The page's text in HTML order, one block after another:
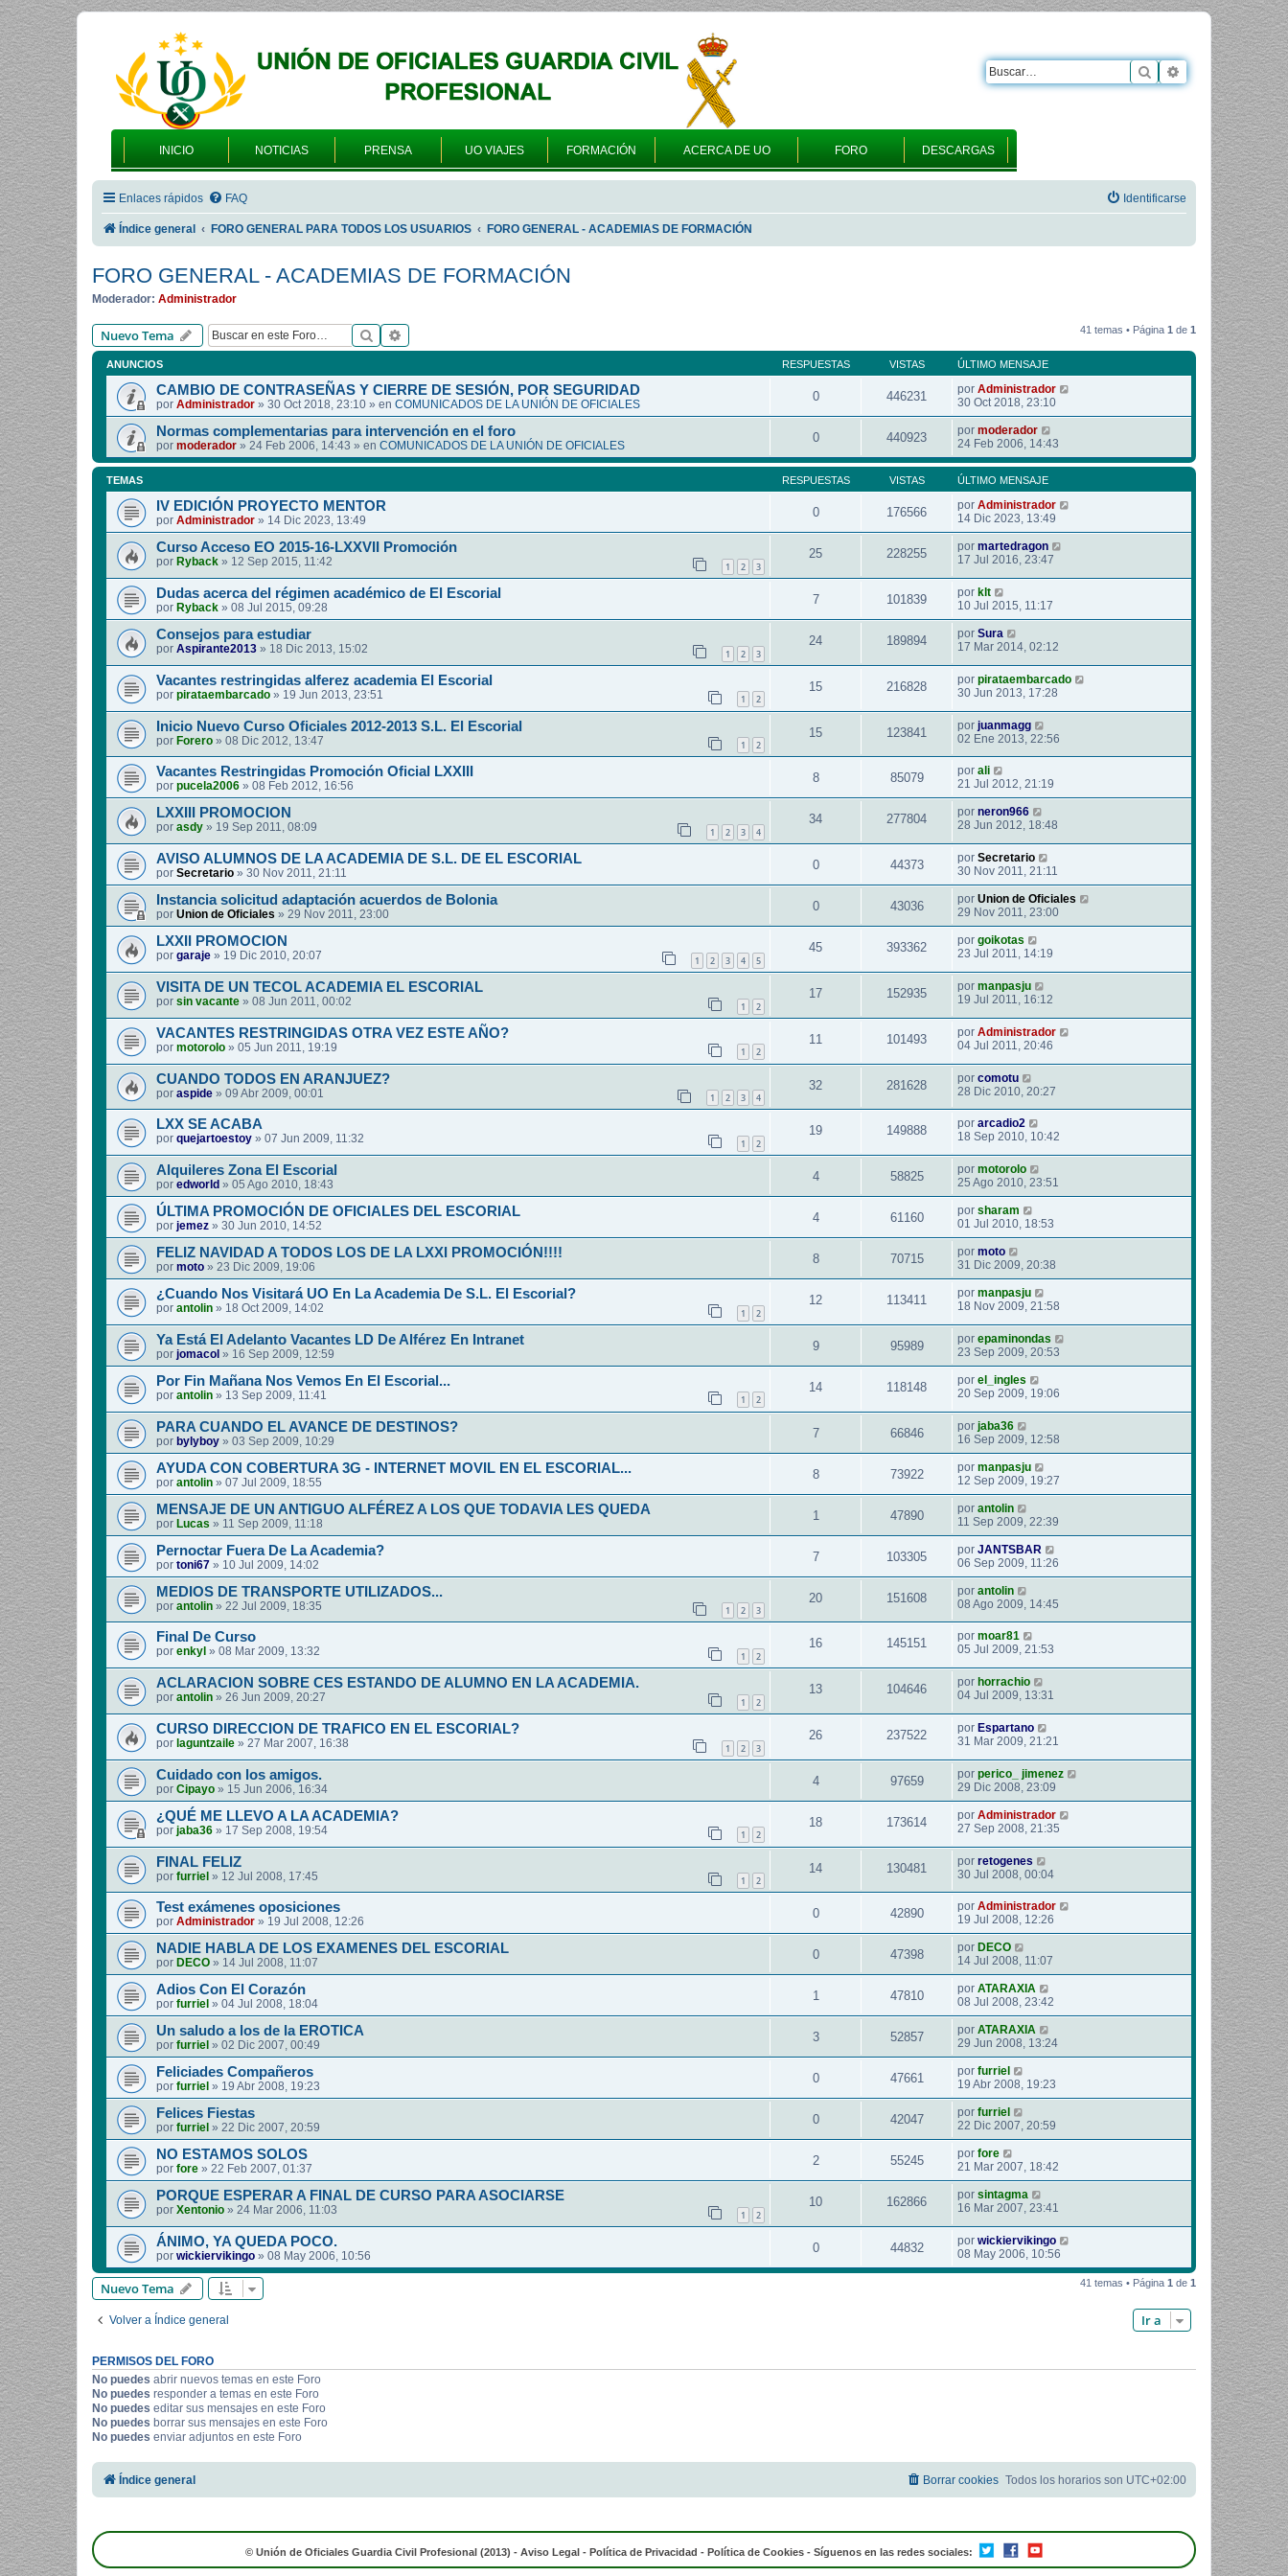
INICIO NOTICIAS PRENSA UO VIAJES FORMACIÓN ACERCA DE UO FORO DESCARGAS
Buscar Búsqueda
Enlaces rápidos FAQ Identificarse
Índice general FORO GENERAL PARA TODOS LOS USUARIOS FORO GENERAL - ACADEMIAS DE FORMACIÓN
FORO GENERAL - ACADEMIAS DE FORMACIÓN
Moderador: Administrador
Nuevo Tema Buscar 41 temas • Página 1 de 1
ANUNCIOS RESPUESTAS VISTAS ÚLTIMO MENSAJE
CAMBIO DE CONTRASEÑAS Y CIERRE DE SESIÓN, POR SEGURIDAD
por Administrador » 30 Oct 2018, 23:10 » en COMUNICADOS DE LA UNIÓN DE OFICIALES
0 446231 por Administrador
30 Oct 2018, 23:10
Normas complementarias para intervención en el foro
por moderador » 24 Feb 2006, 14:43 » en COMUNICADOS DE LA UNIÓN DE OFICIALES
0 440923 por moderador
24 Feb 2006, 14:43
TEMAS RESPUESTAS VISTAS ÚLTIMO MENSAJE
IV EDICIÓN PROYECTO MENTOR
por Administrador » 14 Dic 2023, 13:49
0 176566 por Administrador
14 Dic 2023, 13:49
Curso Acceso EO 2015-16-LXXVII Promoción
por Ryback » 12 Sep 2015, 11:42 1 2 3
25 228255 por martedragon
17 Jul 2016, 23:47
Dudas acerca del régimen académico de El Escorial
por Ryback » 08 Jul 2015, 09:28
7 101839 por klt
10 Jul 2015, 11:17
Consejos para estudiar
por Aspirante2013 » 18 Dic 2013, 15:02 1 2 3
24 189894 por Sura
17 Mar 2014, 02:12
Vacantes restringidas alferez academia El Escorial
por pirataembarcado » 19 Jun 2013, 23:51 1 2
15 216828 por pirataembarcado
30 Jun 2013, 17:28
Inicio Nuevo Curso Oficiales 2012-2013 S.L. El Escorial
por Forero » 08 Dic 2012, 13:47 1 2
15 123841 por juanmagg
02 Ene 2013, 22:56
Vacantes Restringidas Promoción Oficial LXXIII
por pucela2006 » 08 Feb 2012, 16:56
8 85079 por ali
21 Jul 2012, 21:19
LXXIII PROMOCION
por asdy » 19 Sep 2011, 08:09 1 2 3 4
34 277804 por neron966
28 Jun 2012, 18:48
AVISO ALUMNOS DE LA ACADEMIA DE S.L. DE EL ESCORIAL
por Secretario » 30 Nov 2011, 21:11
0 44373 por Secretario
30 Nov 2011, 21:11
Instancia solicitud adaptación acuerdos de Bolonia
por Union de Oficiales » 29 Nov 2011, 23:00
0 43036 por Union de Oficiales
29 Nov 2011, 23:00
LXXII PROMOCION
por garaje » 19 Dic 2010, 20:07 1 2 3 4 5
45 393362 por goikotas
23 Jul 2011, 14:19
VISITA DE UN TECOL ACADEMIA EL ESCORIAL
por sin vacante » 08 Jun 2011, 00:02 1 2
17 152935 por manpasju
19 Jul 2011, 16:12
VACANTES RESTRINGIDAS OTRA VEZ ESTE AÑO?
por motorolo » 05 Jun 2011, 19:19 1 2
11 101493 por Administrador
04 Jul 2011, 20:46
CUANDO TODOS EN ARANJUEZ?
por aspide » 09 Abr 2009, 00:01 1 2 3 4
32 281628 por comotu
28 Dic 2010, 20:27
LXX SE ACABA
por quejartoestoy » 07 Jun 2009, 11:32 1 2
19 149888 por arcadio2
18 Sep 2010, 10:42
Alquileres Zona El Escorial
por edworld » 05 Ago 2010, 18:43
4 58825 por motorolo
25 Ago 2010, 23:51
ÚLTIMA PROMOCIÓN DE OFICIALES DEL ESCORIAL
por jemez » 30 Jun 2010, 14:52
4 61160 por sharam
01 Jul 2010, 18:53
FELIZ NAVIDAD A TODOS LOS DE LA LXXI PROMOCIÓN!!!!
por moto » 23 Dic 2009, 19:06
8 70715 por moto
31 Dic 2009, 20:38
¿Cuando Nos Visitará UO En La Academia De S.L. El Escorial?
por antolin » 18 Oct 2009, 14:02 1 2
12 113411 por manpasju
18 Nov 2009, 21:58
Ya Está El Adelanto Vacantes LD De Alférez En Intranet
por jomacol » 16 Sep 2009, 12:59
9 95989 por epaminondas
23 Sep 2009, 20:53
Por Fin Mañana Nos Vemos En El Escorial...
por antolin » 13 Sep 2009, 11:41 1 2
14 118148 por el_ingles
20 Sep 2009, 19:06
PARA CUANDO EL AVANCE DE DESTINOS?
por bylyboy » 03 Sep 2009, 10:29
7 66846 por jaba36
16 Sep 2009, 12:58
AYUDA CON COBERTURA 3G - INTERNET MOVIL EN EL ESCORIAL...
por antolin » 07 Jul 2009, 18:55
8 73922 por manpasju
12 Sep 2009, 19:27
MENSAJE DE UN ANTIGUO ALFÉREZ A LOS QUE TODAVIA LES QUEDA
por Lucas » 11 Sep 2009, 11:18
1 47890 por antolin
11 Sep 2009, 22:39
Pernoctar Fuera De La Academia?
por toni67 » 10 Jul 2009, 14:02
7 103305 por JANTSBAR
06 Sep 2009, 11:26
MEDIOS DE TRANSPORTE UTILIZADOS...
por antolin » 22 Jul 2009, 18:35 1 2 3
20 151608 por antolin
08 Ago 2009, 14:45
Final De Curso
por enkyl » 08 Mar 2009, 13:32 1 2
16 145151 por moar81
05 Jul 2009, 21:53
ACLARACION SOBRE CES ESTANDO DE ALUMNO EN LA ACADEMIA.
por antolin » 26 Jun 2009, 20:27 1 2
13 104646 por horrachio
04 Jul 2009, 13:31
CURSO DIRECCION DE TRAFICO EN EL ESCORIAL?
por laguntzaile » 27 Mar 2007, 16:38 1 2 3
26 237522 por Espartano
31 Mar 2009, 21:21
Cuidado con los amigos.
por Cipayo » 15 Jun 2006, 16:34
4 97659 por perico_ jimenez
29 Dic 2008, 23:09
¿QUÉ ME LLEVO A LA ACADEMIA?
por jaba36 » 17 Sep 2008, 19:54 1 2
18 173614 por Administrador
27 Sep 2008, 21:35
FINAL FELIZ
por furriel » 12 Jul 2008, 17:45 1 2
14 130481 por retogenes
30 Jul 2008, 00:04
Test exámenes oposiciones
por Administrador » 19 Jul 2008, 12:26
0 42890 por Administrador
19 Jul 2008, 12:26
NADIE HABLA DE LOS EXAMENES DEL ESCORIAL
por DECO » 14 Jul 2008, 11:07
0 47398 por DECO
14 Jul 2008, 11:07
Adios Con El Corazón
por furriel » 04 Jul 2008, 18:04
1 47810 por ATARAXIA
08 Jul 2008, 23:42
Un saludo a los de la EROTICA
por furriel » 02 Dic 2007, 00:49
3 52857 por ATARAXIA
29 Jun 2008, 13:24
Feliciades Compañeros
por furriel » 19 Abr 2008, 19:23
0 47661 por furriel
19 Abr 2008, 19:23
Felices Fiestas
por furriel » 22 Dic 2007, 20:59
0 42047 por furriel
22 Dic 2007, 20:59
NO ESTAMOS SOLOS
por fore » 22 Feb 2007, 01:37
2 55245 por fore
21 Mar 2007, 18:42
PORQUE ESPERAR A FINAL DE CURSO PARA ASOCIARSE
por Xentonio » 24 Mar 2006, 11:03 1 2
10 162866 por sintagma
16 Mar 2007, 23:41
ÁNIMO, YA QUEDA POCO.
por wickiervikingo » 08 May 2006, 10:56
0 44832 por wickiervikingo
08 May 2006, 10:56
Nuevo Tema 41 temas • Página 1 de 1
Volver a Índice general Ir a
PERMISOS DEL FORO
No puedes abrir nuevos temas en este Foro
No puedes responder a temas en este Foro
No puedes editar sus mensajes en este Foro
No puedes borrar sus mensajes en este Foro
No puedes enviar adjuntos en este Foro
Índice general Todos los horarios son UTC+02:00
Borrar cookies
© Unión de Oficiales Guardia Civil Profesional (2013) - Aviso Legal - Política de Privacidad - Política de Cookies - Síguenos en las redes sociales: